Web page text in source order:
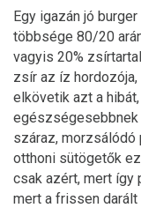
Egy igazán jó
többsége 80/20
vagyis 20%
zsír az íz
elkövetik azt a
száraz, morzsálódó
otthoni sütögetők
csak azért, mert így
mert a frissen